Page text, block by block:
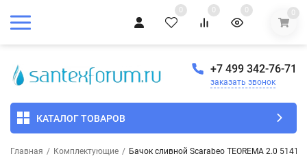
0 0 0 0
+7 499 342-76-71
заказать звонок
КАТАЛОГ ТОВАРОВ
Главная / Комплектующие / Бачок сливной Scarabeo TEOREMA 2.0 5141